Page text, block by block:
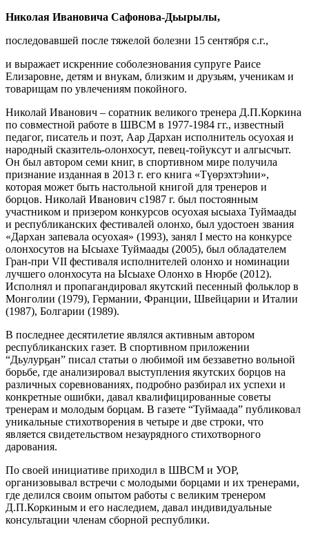
Николая Ивановича Сафонова-Дьырылы,
последовавшей после тяжелой болезни 15 сентября с.г.,
и выражает искренние соболезнования супруге Раисе
Елизаровне, детям и внукам, близким и друзьям, ученикам и
товарищам по увлечениям покойного.
Николай Иванович – соратник великого тренера Д.П.Коркина
по совместной работе в ШВСМ в 1977-1984 гг., известный
педагог, писатель и поэт, Аар Дархан исполнитель осуохая и
народный сказитель-олонхосут, певец-тойуксут и алгысчыт.
Он был автором семи книг, в спортивном мире получила
признание изданная в 2013 г. его книга «Түөрэхтэһии»,
которая может быть настольной книгой для тренеров и
борцов. Николай Иванович с1987 г. был постоянным
участником и призером конкурсов осуохая ысыаха Туймаады
и республиканских фестивалей олонхо, был удостоен звания
«Дархан запевала осуохая» (1993), занял I место на конкурсе
олонхосутов на Ысыахе Туймаады (2005), был обладателем
Гран-при VII фестиваля исполнителей олонхо и номинации
лучшего олонхосута на Ысыахе Олонхо в Нюрбе (2012).
Исполнял и пропагандировал якутский песенный фольклор в
Монголии (1979), Германии, Франции, Швейцарии и Италии
(1987), Болгарии (1989).
В последнее десятилетие являлся активным автором
республиканских газет. В спортивном приложении
“Дьулурҕан” писал статьи о любимой им беззаветно вольной
борьбе, где анализировал выступления якутских борцов на
различных соревнованиях, подробно разбирал их успехи и
конкретные ошибки, давал квалифицированные советы
тренерам и молодым борцам. В газете “Туймаада” публиковал
уникальные стихотворения в четыре и две строки, что
является свидетельством незаурядного стихотворного
дарования.
По своей инициативе приходил в ШВСМ и УОР,
организовывал встречи с молодыми борцами и их тренерами,
где делился своим опытом работы с великим тренером
Д.П.Коркиным и его наследием, давал индивидуальные
консультации членам сборной республики.